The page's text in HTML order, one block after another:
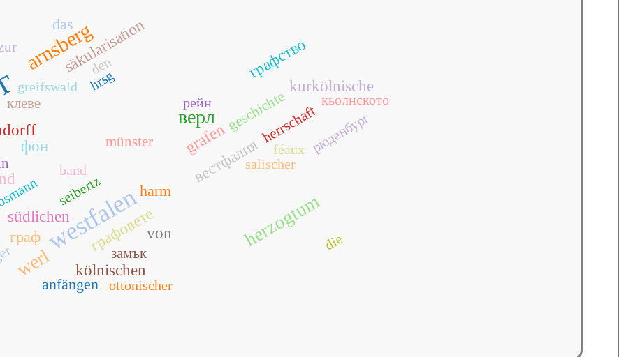
westfalen
arnsberg
werl
верл
herzogtum
grafen
kurkölnische
kölnischen
säkularisation
südlichen
von
вестфалия
графовете
графство
фон
anfängen
das
harm
граф
geschichteherrschaft
münster
замък
клеве
band
den
die
féaux
greifswald hrsg
ottonischer
salischer
seibertz
кьолнското
рейн
рюденбург